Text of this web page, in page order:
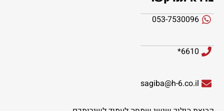
053-7530096
6610*
sagiba@h-6.co.il